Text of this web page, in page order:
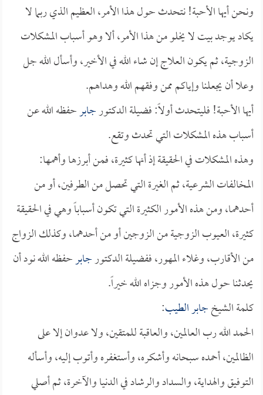
ونحن أيها الأحبة! نتحدث حول هذا الأمر، العظيم الذي ربما لا
يكاد يوجد بيت لا يخلو من هذا الأمر، ألا وهو أسباب المشكلات
الزوجية، ثم يكون العلاج إن شاء الله في الأخير، وأسأل الله جل
وعلا أن يجعلنا وإياكم ممن وفقهم الله وهداهم.
أيها الأحبة! فليتحدث أولاً: فضيلة الدكتورجابرحفظه الله عن
أسباب هذه المشكلات التي تحدث وتقع.
وهذه المشكلات في الحقيقة إذ أنها كثيرة، فمن أبرزها وأهمها:
المخالفات الشرعية، ثم الغيرة التي تحصل من الطرفين، أو من
أحدهما، ومن هذه الأمور الكثيرة التي تكون أسباباً وهي في الحقيقة
كثيرة، العيوب الزوجية من الزوجين أو من أحدهما، وكذلك الزواج
من الأقارب، وغلاء المهور، ففضيلة الدكتورجابرحفظه الله نود أن
يحدثنا حول هذه الأمور وجزاه الله خيراً.
كلمة الشيخجابر الطيب:
الحمد الله رب العالمين، والعاقبة للمتقين، ولا عدوان إلا على
الظالمين، أحمده سبحانه وأشكره، وأستغفره وأتوب إليه، وأسأله
التوفيق والهداية، والسداد والرشاد في الدنيا والآخرة، ثم أصلي